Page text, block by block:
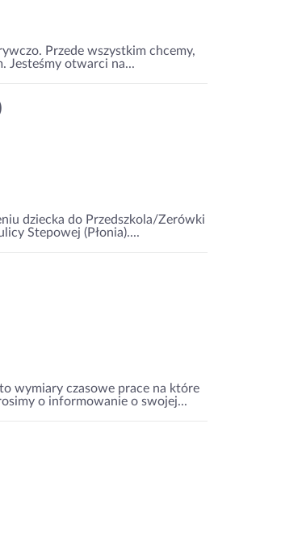
Przede wszystkim chcemy,
Jesteśmy otwarci na...
dziecka do Przedszkola/Zerówki
Stepowej (Płonia)....
wymiary czasowe prace na które
o informowanie o swojej...